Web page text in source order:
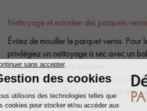
Nettoyage et entretien des parquets vernis
Évitez de mouiller le parquet vernis. Pour
privilégiez un nettoyage à sec avec un
équipé d’une brosse adaptée.
Pour l'entretien courant, utilisez une
humide avec un shampooing doux
les parquets vitrifiés.